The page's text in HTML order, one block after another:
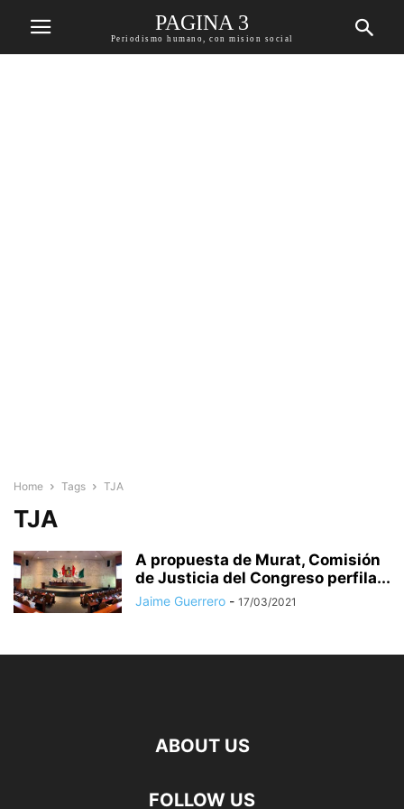
PAGINA 3
Periodismo humano, con mision social
Home Tags TJA
TJA
A propuesta de Murat, Comisión
de Justicia del Congreso perfila...
Jaime Guerrero - 17/03/2021
ABOUT US
FOLLOW US